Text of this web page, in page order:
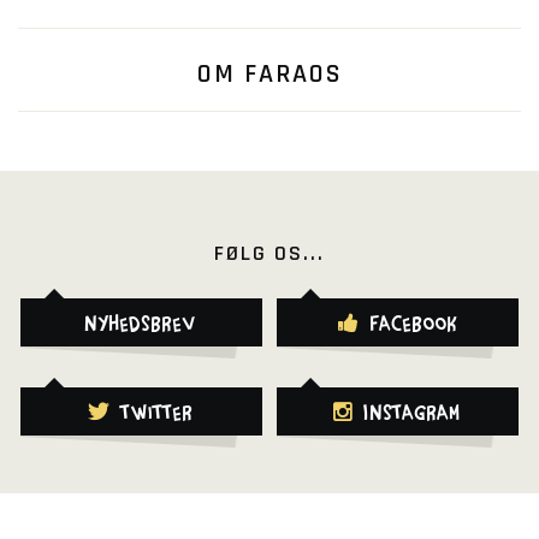
OM FARAOS
FØLG OS...
Nyhedsbrev Facebook
Twitter Instagram